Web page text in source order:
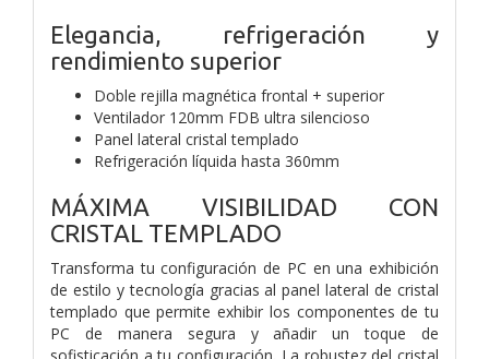
Elegancia, refrigeración y
rendimiento superior
Doble rejilla magnética frontal + superior
Ventilador 120mm FDB ultra silencioso
Panel lateral cristal templado
Refrigeración líquida hasta 360mm
MÁXIMA VISIBILIDAD CON
CRISTAL TEMPLADO
Transforma tu configuración de PC en una exhibición
de estilo y tecnología gracias al panel lateral de cristal
templado que permite exhibir los componentes de tu
PC de manera segura y añadir un toque de
sofisticación a tu configuración. La robustez del cristal